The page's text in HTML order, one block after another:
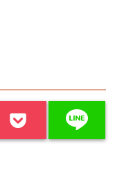
line